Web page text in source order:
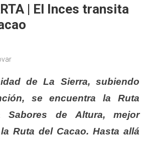
| El Inces transita
de La Sierra, subiendo
se encuentra la Ruta
Sabores de Altura, mejor
Ruta del Cacao. Hasta allá